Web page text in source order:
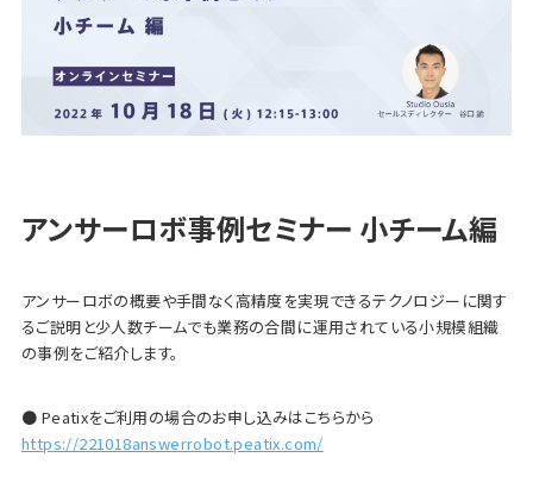
アンサーロボ事例セミナー 小チーム編
アンサーロボの概要や手間なく高精度を実現できるテクノロジーに関す
るご説明と少人数チームでも業務の合間に運用されている小規模組織
の事例をご紹介します。
● Peatixをご利用の場合のお申し込みはこちらから
https://221018answerrobot.peatix.com/